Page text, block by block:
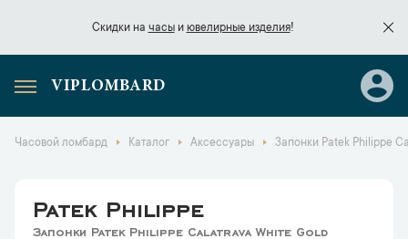
Скидки на часыи ювелирные изделия!
Скидки начасы
VIPLOMBARD
Часовой ломбард Каталог Аксессуары Запонки Patek Philippe
Patek Philippe
Запонки Patek Philippe Calatrava White Gold